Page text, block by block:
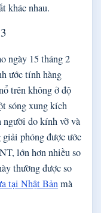
khác nhau.
ngày 15 tháng 2
ước tính hàng
trên không ở độ
sóng xung kích
người do kính vỡ và
phóng được ước
lớn hơn nhiều so
thường được so
tại Nhật Bảnmà